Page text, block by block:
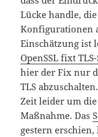
Lücke handle,
Konfigurationen
Einschätzung ist
OpenSSL fixt
hier der Fix nur
TLS
Zeit leider um
Maßnahme. Das
gestern